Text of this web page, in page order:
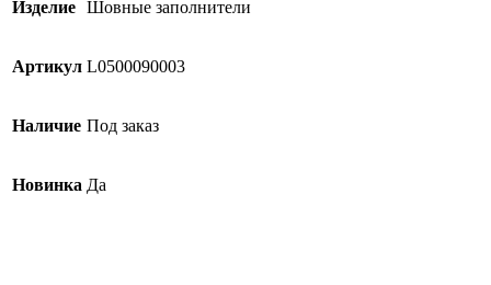
Изделие Шовные заполнители
Артикул L0500090003
Наличие Под заказ
Новинка Да